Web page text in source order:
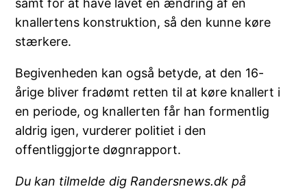
samt for at have lavet en ændring af en
knallertens konstruktion, så den kunne køre
stærkere.
Begivenheden kan også betyde, at den 16-
årige bliver fradømt retten til at køre knallert i
en periode, og knallerten får han formentlig
aldrig igen, vurderer politiet i den
offentliggjorte døgnrapport.
Du kan tilmelde dig Randersnews.dk på